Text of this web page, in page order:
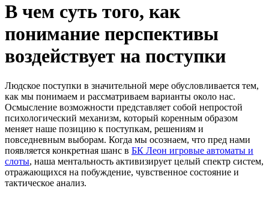
В чем суть того, как
понимание перспективы
воздействует на поступки
Людское поступки в значительной мере обусловливается тем,
как мы понимаем и рассматриваем варианты около нас.
Осмысление возможности представляет собой непростой
психологический механизм, который коренным образом
меняет наше позицию к поступкам, решениям и
повседневным выборам. Когда мы осознаем, что пред нами
появляется конкретная шанс в БК Леон игровые автоматы и
слоты, наша ментальность активизирует целый спектр систем,
отражающихся на побуждение, чувственное состояние и
тактическое анализ.